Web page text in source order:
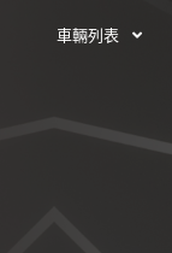
車輛列表